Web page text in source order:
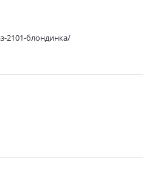
2101-блондинка/